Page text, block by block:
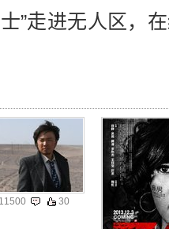
”走进无人区，
11500 30